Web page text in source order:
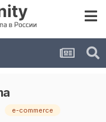
e-commerce